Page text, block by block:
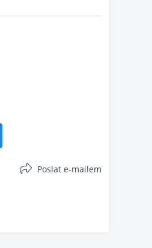
Poslat e-mailem